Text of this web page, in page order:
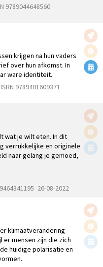
9789044648560
krijgen na hun vaders
over hun afkomst. In
ware identiteit.
ISBN 9789401609371
wat je wilt eten. In dit
verrukkelijke en originele
naar gelang je gemoed,
26-08-2022
klimaatverandering
mensen zijn die zich
huidige polarisatie en